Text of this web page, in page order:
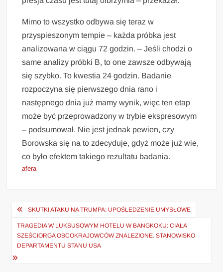
Mimo to wszystko odbywa się teraz w
przyspieszonym tempie – każda próbka jest
analizowana w ciągu 72 godzin. – Jeśli chodzi o
same analizy próbki B, to one zawsze odbywają
się szybko. To kwestia 24 godzin. Badanie
rozpoczyna się pierwszego dnia rano i
następnego dnia już mamy wynik, więc ten etap
może być przeprowadzony w trybie ekspresowym
– podsumował. Nie jest jednak pewien, czy
Borowska się na to zdecyduje, gdyż może już wie,
co było efektem takiego rezultatu badania.
afera
Nawigacja
wpisu
SKUTKI ATAKU NA TRUMPA: UPOŚLEDZENIE UMYSŁOWE
TRAGEDIA W LUKSUSOWYM HOTELU W BANGKOKU: CIAŁA
SZEŚCIORGA OBCOKRAJOWCÓW ZNALEZIONE. STANOWISKO
DEPARTAMENTU STANU USA